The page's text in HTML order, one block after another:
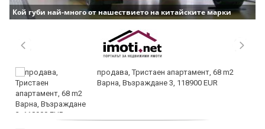
Кой губи най-много от нашествието на китайските марки
продава, Тристаен апартамент, 68 m2
Варна, Възраждане 3, 118900 EUR